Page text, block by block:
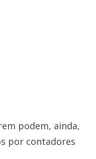
podem, ainda,
por contadores